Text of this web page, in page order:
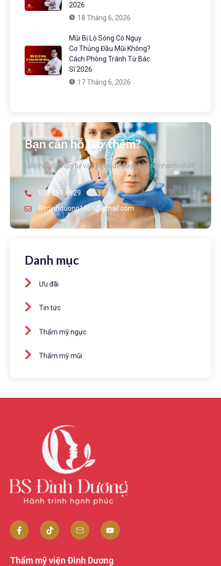
2026
18 Tháng 6, 2026
Mũi Bị Lộ Sóng Có Nguy
Cơ Thủng Đầu Mũi Không?
Cách Phòng Tránh Từ Bác
Sĩ 2026
17 Tháng 6, 2026
Bạn cần hỗ trợ thêm?
Liên hệ bộ phận tư vấn ngay để được hỗ trợ nhanh nhất!
038 259 8929
Bsdinhduong1601@gmail.com
Danh mục
Ưu đãi
Tin tức
Thẩm mỹ ngực
Thẩm mỹ mũi
Thẩm mỹ viện Đình Dương